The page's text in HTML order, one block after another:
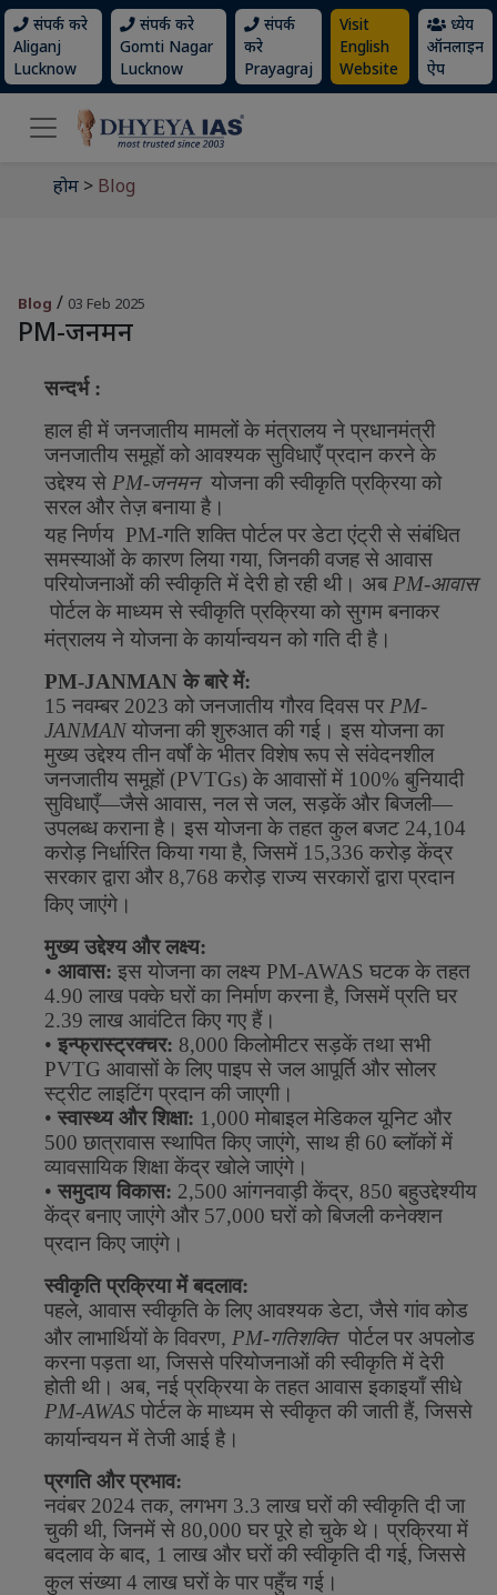
संपर्क करे
Aliganj
Lucknow
संपर्क करे
Gomti Nagar
Lucknow
संपर्क
करे
Prayagraj
Visit
English
Website
ध्येय
ऑनलाइन
ऐप
होम > Blog
Blog / 03 Feb 2025
PM-जनमन
सन्दर्भ:
हाल ही में जनजातीय मामलों के मंत्रालय ने प्रधानमंत्री
जनजातीय समूहों को आवश्यक सुविधाएँ प्रदान करने के
उद्देश्य से PM-जनमन योजना की स्वीकृति प्रक्रिया को
सरल और तेज़ बनाया है।
यह निर्णय PM-गति शक्ति पोर्टल पर डेटा एंट्री से संबंधित
समस्याओं के कारण लिया गया, जिनकी वजह से आवास
परियोजनाओं की स्वीकृति में देरी हो रही थी। अब PM-आवास
पोर्टल के माध्यम से स्वीकृति प्रक्रिया को सुगम बनाकर
मंत्रालय ने योजना के कार्यान्वयन को गति दी है।
PM-JANMAN के बारे में:
15 नवम्बर 2023 को जनजातीय गौरव दिवस पर PM-
JANMAN योजना की शुरुआत की गई। इस योजना का
मुख्य उद्देश्य तीन वर्षों के भीतर विशेष रूप से संवेदनशील
जनजातीय समूहों(PVTGs) के आवासों में 100% बुनियादी
सुविधाएँ—जैसे आवास, नल से जल, सड़कें और बिजली—
उपलब्ध कराना है। इस योजना के तहत कुल बजट 24,104
करोड़ निर्धारित किया गया है, जिसमें 15,336 करोड़ केंद्र
सरकार द्वारा और 8,768 करोड़ राज्य सरकारों द्वारा प्रदान
किए जाएंगे।
मुख्य उद्देश्य और लक्ष्य:
• आवास: इस योजना का लक्ष्य PM-AWAS घटक के तहत
4.90 लाख पक्के घरों का निर्माण करना है, जिसमें प्रति घर
2.39 लाख आवंटित किए गए हैं।
• इन्फ्रास्ट्रक्चर: 8,000 किलोमीटर सड़कें तथा सभी
PVTG आवासों के लिए पाइप से जल आपूर्ति और सोलर
स्ट्रीट लाइटिंग प्रदान की जाएगी।
• स्वास्थ्य और शिक्षा: 1,000 मोबाइल मेडिकल यूनिट और
500 छात्रावास स्थापित किए जाएंगे, साथ ही 60 ब्लॉकों में
व्यावसायिक शिक्षा केंद्र खोले जाएंगे।
• समुदाय विकास: 2,500 आंगनवाड़ी केंद्र, 850 बहुउद्देश्यीय
केंद्र बनाए जाएंगे और 57,000 घरों को बिजली कनेक्शन
प्रदान किए जाएंगे।
स्वीकृति प्रक्रिया में बदलाव:
पहले, आवास स्वीकृति के लिए आवश्यक डेटा, जैसे गांव कोड
और लाभार्थियों के विवरण, PM-गतिशक्ति पोर्टल पर अपलोड
करना पड़ता था, जिससे परियोजनाओं की स्वीकृति में देरी
होती थी। अब, नई प्रक्रिया के तहत आवास इकाइयाँ सीधे
PM-AWAS पोर्टल के माध्यम से स्वीकृत की जाती हैं, जिससे
कार्यान्वयन में तेजी आई है।
प्रगति और प्रभाव:
नवंबर 2024 तक, लगभग 3.3 लाख घरों की स्वीकृति दी जा
चुकी थी, जिनमें से 80,000 घर पूरे हो चुके थे। प्रक्रिया में
बदलाव के बाद, 1 लाख और घरों की स्वीकृति दी गई, जिससे
कुल संख्या 4 लाख घरों के पार पहुँच गई।